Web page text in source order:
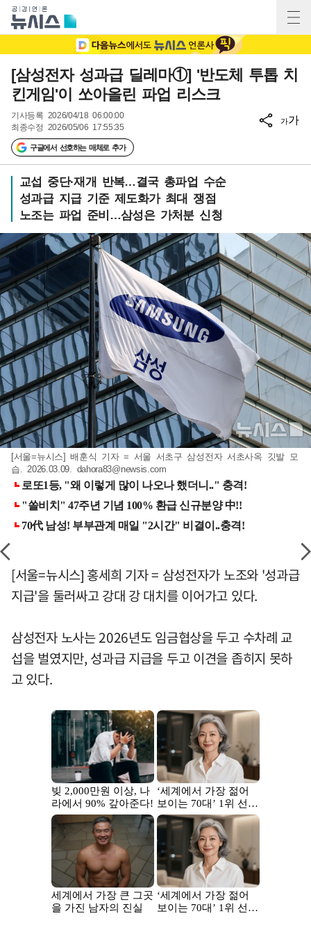
[삼성전자 성과급 딜레마①] '반도체 투톱 치
킨게임'이 쏘아올린 파업 리스크
기사등록 2026/04/18 06:00:00
최종수정 2026/05/06 17:55:35
구글에서 선호하는 매체로 추가
가가
교섭 중단·재개 반복…결국 총파업 수순
성과급 지급 기준 제도화가 최대 쟁점
노조는 파업 준비…삼성은 가처분 신청
[서울=뉴시스] 배훈식 기자 = 서울 서초구 삼성전자 서초사옥 깃발 모
습. 2026.03.09. dahora83@newsis.com
[서울=뉴시스] 홍세희 기자 = 삼성전자가 노조와 '성과급
지급'을 둘러싸고 강대 강 대치를 이어가고 있다.
삼성전자 노사는 2026년도 임금협상을 두고 수차례 교
섭을 벌였지만, 성과급 지급을 두고 이견을 좁히지 못하
고 있다.